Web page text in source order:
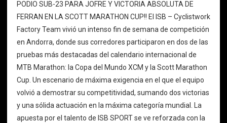
PODIO SUB-23 PARA JOFRE Y VICTORIA ABSOLUTA DE
FERRAN EN LA SCOTT MARATHON CUP!! El ISB – Cyclistwork
Factory Team vivió un intenso fin de semana de competición
en Andorra, donde sus corredores participaron en dos de las
pruebas más destacadas del calendario internacional de
MTB Marathon: la Copa del Mundo XCM y la Scott Marathon
Cup. Un escenario de máxima exigencia en el que el equipo
volvió a demostrar su competitividad, sumando dos victorias
y una sólida actuación en la máxima categoría mundial. La
apuesta por el talento de ISB SPORT se ve reforzada con la